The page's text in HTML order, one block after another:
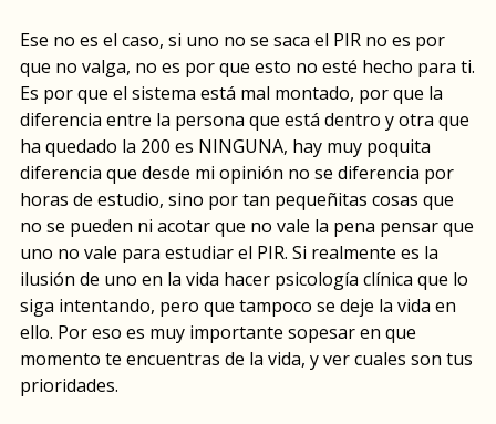
Ese no es el caso, si uno no se saca el PIR no es por
que no valga, no es por que esto no esté hecho para ti.
Es por que el sistema está mal montado, por que la
diferencia entre la persona que está dentro y otra que
ha quedado la 200 es NINGUNA, hay muy poquita
diferencia que desde mi opinión no se diferencia por
horas de estudio, sino por tan pequeñitas cosas que
no se pueden ni acotar que no vale la pena pensar que
uno no vale para estudiar el PIR. Si realmente es la
ilusión de uno en la vida hacer psicología clínica que lo
siga intentando, pero que tampoco se deje la vida en
ello. Por eso es muy importante sopesar en que
momento te encuentras de la vida, y ver cuales son tus
prioridades.